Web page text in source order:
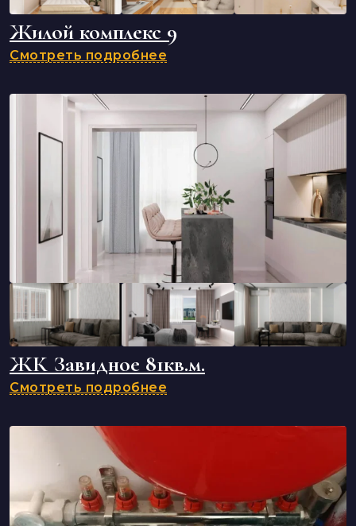
Жилой комплекс 9
Смотреть подробнее
ЖК Завидное 81кв.м.
Смотреть подробнее